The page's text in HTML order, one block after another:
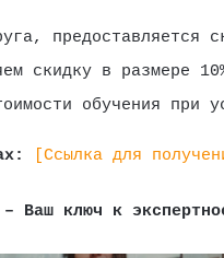
предоставляется
скидку в размере
обучения при
[Ссылка для
– Ваш ключ к